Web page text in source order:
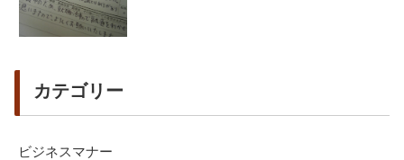
カテゴリー
ビジネスマナー